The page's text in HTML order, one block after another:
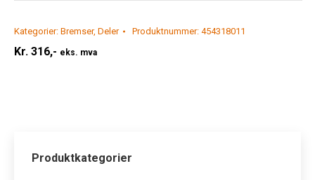
Kategorier: Bremser, Deler Produktnummer: 454318011
Kr. 316,- eks. mva
Produktkategorier